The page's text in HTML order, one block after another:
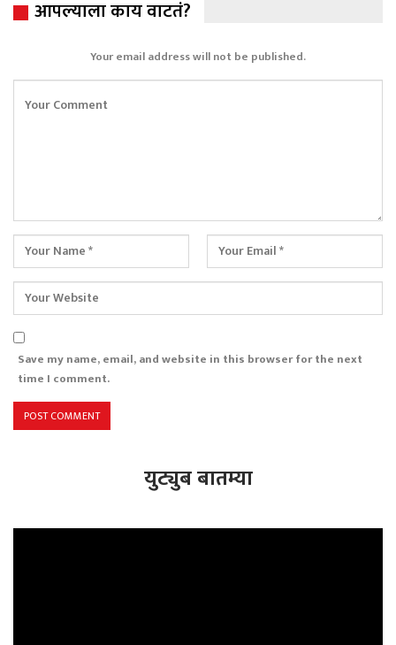
आपल्याला काय वाटतं?
Your email address will not be published.
Save my name, email, and website in this browser for the next
time I comment.
युट्युब बातम्या